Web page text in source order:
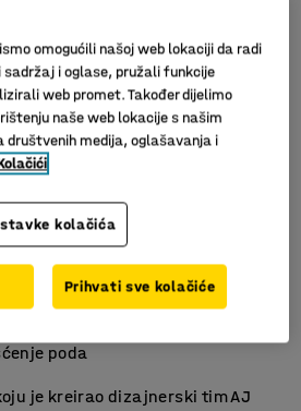
poda
je kreirao dizajnerski tim AJ
omogućili našoj web lokaciji da radi
i oglase, pružali funkcije
web promet. Također dijelimo
naše web lokacije s našim
medija, oglašavanja i
kolačića
Prihvati sve kolačiće